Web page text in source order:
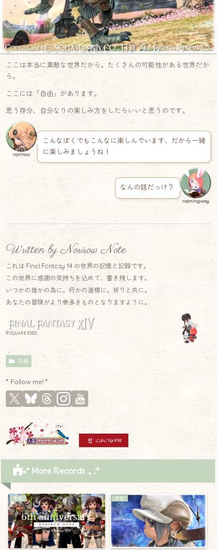
ここは本当に素敵な世界だから。たくさんの可能性がある世界だか
ら。
ここには「自由」があります。
思う存分、自分なりの楽しみ方をしたらいいと思うのです。
norirow
こんなぼくでもこんなに楽しんでいます、だから一緒
に楽しみましょうね！
なんの話だっけ？
namingway
Written by Norirow Note
これは Final Fantasy 14 の世界の記憶と記録です。
この世界に感謝の気持ちを込めて、書き残します。
いつかの誰かの為に。何かの道標に。祈りと共に。
あなたの冒険がより幸多きものとなりますように。
© SQUARE ENIX
手紙
* Follow me! *
* More Records .｡.:*
手紙 手紙